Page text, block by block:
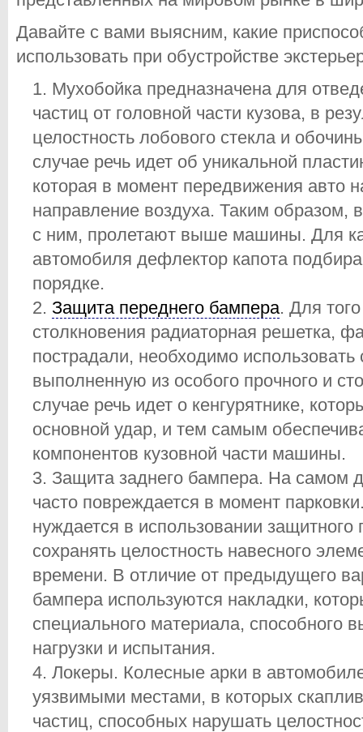
Давайте с вами выясним, какие
использовать при обустройстве
Мухобойка предназначена для
частиц от головной части кузова, в
целостность лобового стекла и
случае речь идет об уникальной
которая в момент передвижения авто
направление воздуха. Таким образом,
с ним, пролетают выше машины. Для
автомобиля дефлектор капота
порядке.
Защита переднего бампера. Для
столкновения радиаторная решетка,
пострадали, необходимо
выполненную из особого прочного и
случае речь идет о кенгурятнике,
основной удар, и тем самым
компонентов кузовной части машины.
Защита заднего бампера. На самом
часто повреждается в момент
нуждается в использовании защитного
сохранять целостность навесного
времени. В отличие от предыдущего
бампера используются накладки,
специального материала, способного
нагрузки и испытания.
Локеры. Колесные арки в
уязвимыми местами, в которых
частиц, способных нарушать